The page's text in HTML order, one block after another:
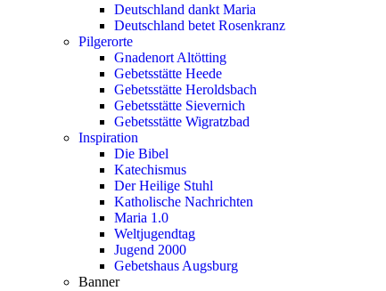
Deutschland dankt Maria
Deutschland betet Rosenkranz
Pilgerorte
Gnadenort Altötting
Gebetsstätte Heede
Gebetsstätte Heroldsbach
Gebetsstätte Sievernich
Gebetsstätte Wigratzbad
Inspiration
Die Bibel
Katechismus
Der Heilige Stuhl
Katholische Nachrichten
Maria 1.0
Weltjugendtag
Jugend 2000
Gebetshaus Augsburg
Banner